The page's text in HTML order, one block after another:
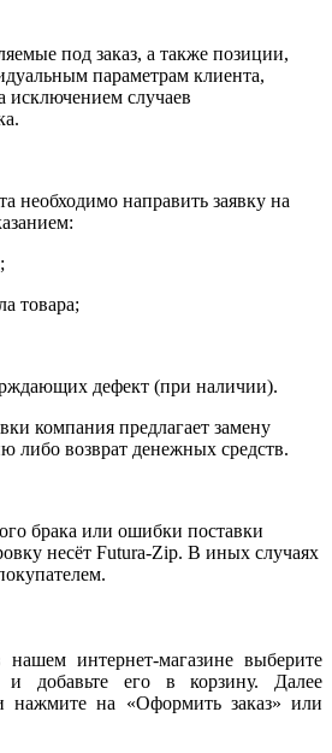
под заказ, а также позиции,
параметрам клиента,
исключением случаев
необходимо направить заявку на
товара;
дефект (при наличии).
компания предлагает замену
либо возврат денежных средств.
брака или ошибки поставки
несёт Futura-Zip. В иных случаях
интернет-магазине выберите
и добавьте его в корзину. Далее
нажмите на «Оформить заказ» или